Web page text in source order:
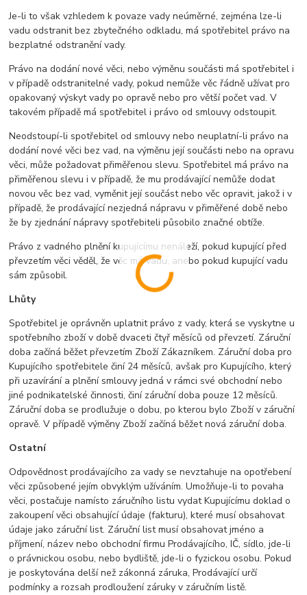
Je-li to však vzhledem k povaze vady neúměrné, zejména lze-li
vadu odstranit bez zbytečného odkladu, má spotřebitel právo na
bezplatné odstranění vady.
Právo na dodání nové věci, nebo výměnu součásti má spotřebitel i
v případě odstranitelné vady, pokud nemůže věc řádně užívat pro
opakovaný výskyt vady po opravě nebo pro větší počet vad. V
takovém případě má spotřebitel i právo od smlouvy odstoupit.
Neodstoupí-li spotřebitel od smlouvy nebo neuplatní-li právo na
dodání nové věci bez vad, na výměnu její součásti nebo na opravu
věci, může požadovat přiměřenou slevu. Spotřebitel má právo na
přiměřenou slevu i v případě, že mu prodávající nemůže dodat
novou věc bez vad, vyměnit její součást nebo věc opravit, jakož i v
případě, že prodávající nezjedná nápravu v přiměřené době nebo
že by zjednání nápravy spotřebiteli působilo značné obtíže.
Právo z vadného plnění kupujícímu nenáleží, pokud kupující před
převzetím věci věděl, že věc má vadu, anebo pokud kupující vadu
sám způsobil.
Lhůty
Spotřebitel je oprávněn uplatnit právo z vady, která se vyskytne u
spotřebního zboží v době dvaceti čtyř měsíců od převzetí. Záruční
doba začíná běžet převzetím Zboží Zákazníkem. Záruční doba pro
Kupujícího spotřebitele činí 24 měsíců, avšak pro Kupujícího, který
při uzavírání a plnění smlouvy jedná v rámci své obchodní nebo
jiné podnikatelské činnosti, činí záruční doba pouze 12 měsíců.
Záruční doba se prodlužuje o dobu, po kterou bylo Zboží v záruční
opravě. V případě výměny Zboží začíná běžet nová záruční doba.
Ostatní
Odpovědnost prodávajícího za vady se nevztahuje na opotřebení
věci způsobené jejím obvyklým užíváním. Umožňuje-li to povaha
věci, postačuje namísto záručního listu vydat Kupujícímu doklad o
zakoupení věci obsahující údaje (fakturu), které musí obsahovat
údaje jako záruční list. Záruční list musí obsahovat jméno a
příjmení, název nebo obchodní firmu Prodávajícího, IČ, sídlo, jde-li
o právnickou osobu, nebo bydliště, jde-li o fyzickou osobu. Pokud
je poskytována delší než zákonná záruka, Prodávající určí
podmínky a rozsah prodloužení záruky v záručním listě.